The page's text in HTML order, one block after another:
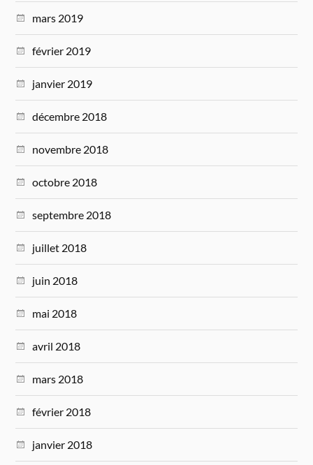
mars 2019
février 2019
janvier 2019
décembre 2018
novembre 2018
octobre 2018
septembre 2018
juillet 2018
juin 2018
mai 2018
avril 2018
mars 2018
février 2018
janvier 2018